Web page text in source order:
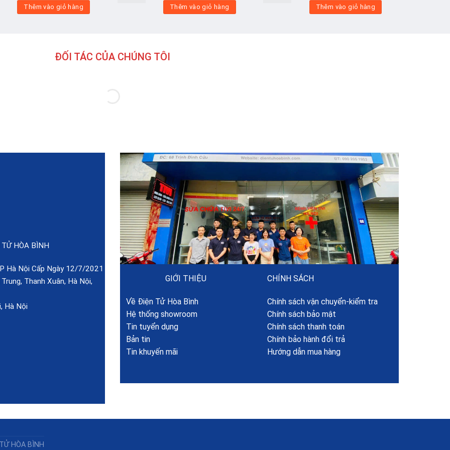
Thêm vào giỏ hàng Thêm vào giỏ hàng Thêm vào giỏ hàng
ĐỐI TÁC CỦA CHÚNG TÔI
HÒA BÌNH
Hà Nội Cấp Ngày 12/7/2021
Thanh Xuân, Hà Nội,
Hà Nội
GIỚI THIỆU
Về Điện Tử Hòa Bình
Hệ thống showroom
Tin tuyển dụng
Bản tin
Tin khuyến mãi
CHÍNH SÁCH
Chính sách vận chuyển-kiểm tra
Chính sách bảo mật
Chính sách thanh toán
Chính bảo hành đổi trả
Hướng dẫn mua hàng
HÒA BÌNH